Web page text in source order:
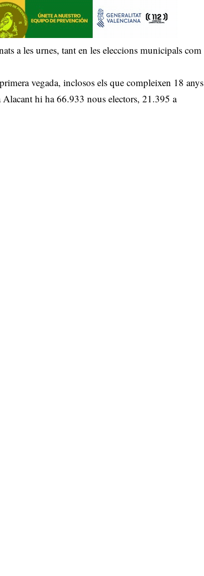
a les urnes, tant en les eleccions municipals com
vegada, inclosos els que compleixen 18 anys
hi ha 66.933 nous electors, 21.395 a